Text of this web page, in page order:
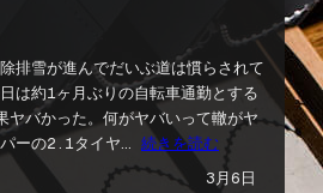
排雪が進んでだいぶ道は慣らされて
は約1ヶ月ぶりの自転車通勤とする
ヤバかった。何がヤバいって轍がヤ
ーの2.1タイヤ… 続きを読む
3月6日